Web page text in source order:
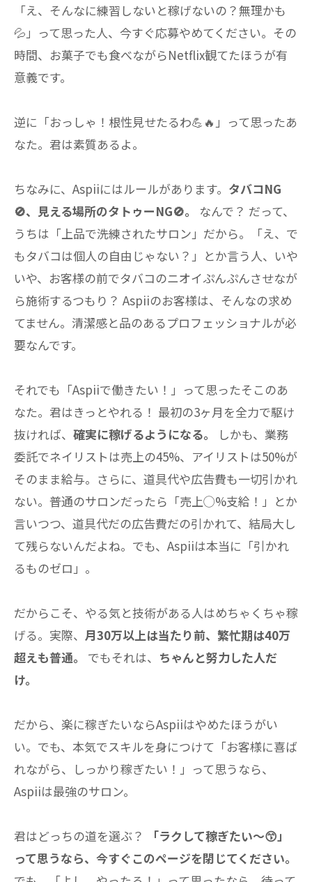
「え、そんなに練習しないと稼げないの？無理かも
💦」って思った人、今すぐ応募やめてください。その
時間、お菓子でも食べながらNetflix観てたほうが有
意義です。
逆に「おっしゃ！根性見せたるわ💪🔥」って思ったあ
なた。君は素質あるよ。
ちなみに、Aspiiにはルールがあります。 タバコNG
🚫、見える場所のタトゥーNG🚫。
なんで？ だって、
うちは「上品で洗練されたサロン」だから。「え、で
もタバコは個人の自由じゃない？」とか言う人、いや
いや、お客様の前でタバコのニオイぷんぷんさせなが
ら施術するつもり？ Aspiiのお客様は、そんなの求め
てません。清潔感と品のあるプロフェッショナルが必
要なんです。
それでも「Aspiiで働きたい！」って思ったそこのあ
なた。君はきっとやれる！ 最初の3ヶ月を全力で駆け
抜ければ、 確実に稼げるようになる。
しかも、業務
委託でネイリストは売上の45%、アイリストは50%が
そのまま給与。さらに、道具代や広告費も一切引かれ
ない。普通のサロンだったら「売上◯%支給！」とか
言いつつ、道具代だの広告費だの引かれて、結局大し
て残らないんだよね。でも、Aspiiは本当に「引かれ
るものゼロ」。
だからこそ、やる気と技術がある人はめちゃくちゃ稼
げる。実際、 月30万以上は当たり前、繁忙期は40万
超えも普通。
でもそれは、 ちゃんと努力した人だ
け。
だから、楽に稼ぎたいならAspiiはやめたほうがい
い。でも、本気でスキルを身につけて「お客様に喜ば
れながら、しっかり稼ぎたい！」って思うなら、
Aspiiは最強のサロン。
君はどっちの道を選ぶ？
「ラクして稼ぎたい〜😙」
って思うなら、今すぐこのページを閉じてください。